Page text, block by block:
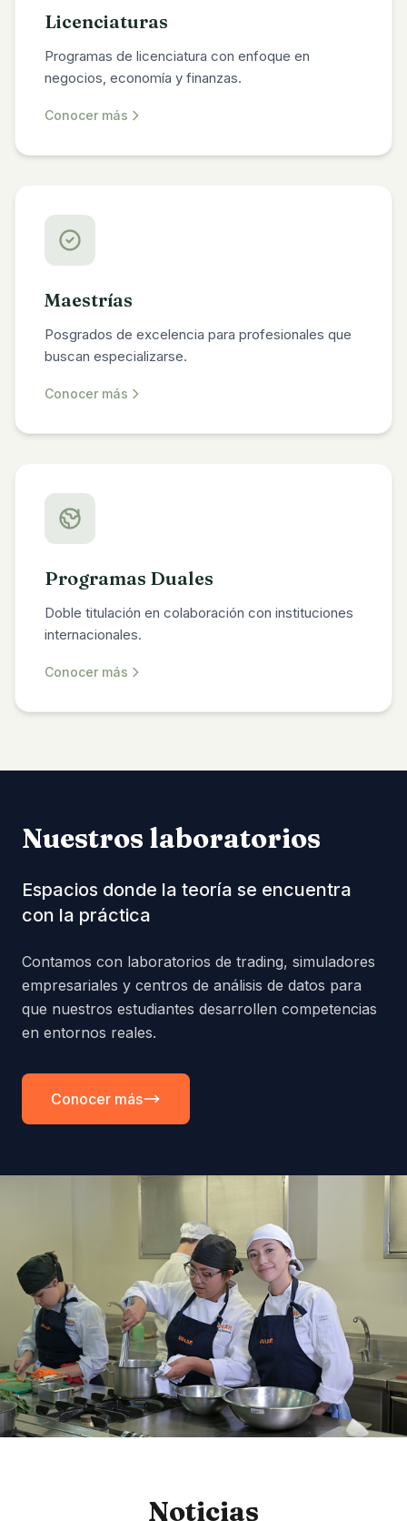
Licenciaturas
Programas de licenciatura con enfoque en
negocios, economía y finanzas.
Conocer más
Maestrías
Posgrados de excelencia para profesionales que
buscan especializarse.
Conocer más
Programas Duales
Doble titulación en colaboración con instituciones
internacionales.
Conocer más
Nuestros laboratorios
Espacios donde la teoría se encuentra
con la práctica
Contamos con laboratorios de trading, simuladores
empresariales y centros de análisis de datos para
que nuestros estudiantes desarrollen competencias
en entornos reales.
Conocer más
Noticias